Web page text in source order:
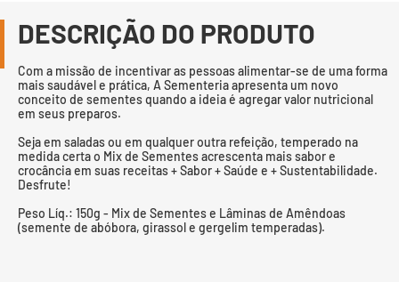
DESCRIÇÃO DO PRODUTO
Com a missão de incentivar as pessoas alimentar-se de uma forma
mais saudável e prática, A Sementeria apresenta um novo
conceito de sementes quando a ideia é agregar valor nutricional
em seus preparos.
Seja em saladas ou em qualquer outra refeição, temperado na
medida certa o Mix de Sementes acrescenta mais sabor e
crocância em suas receitas + Sabor + Saúde e + Sustentabilidade.
Desfrute!
Peso Líq.: 150g - Mix de Sementes e Lâminas de Amêndoas
(semente de abóbora, girassol e gergelim temperadas).